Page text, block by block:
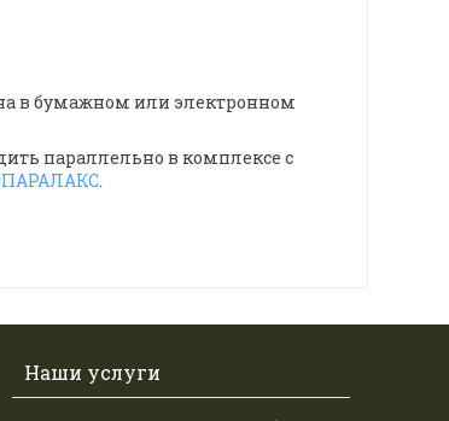
в бумажном или электронном
параллельно в комплексе с
.
Наши услуги